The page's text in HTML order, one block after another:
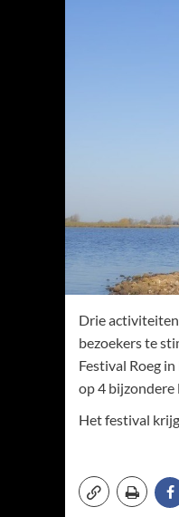
Drie activiteiten
bezoekers te
Festival Roeg
op 4 bijzondere
Het festival